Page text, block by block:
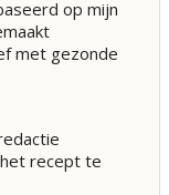
op mijn
met gezonde
recept te